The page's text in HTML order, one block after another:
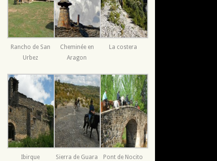
Rancho de San
Urbez
Cheminée en
Aragon
La costera
Ibirque Sierra de Guara Pont de Nocito